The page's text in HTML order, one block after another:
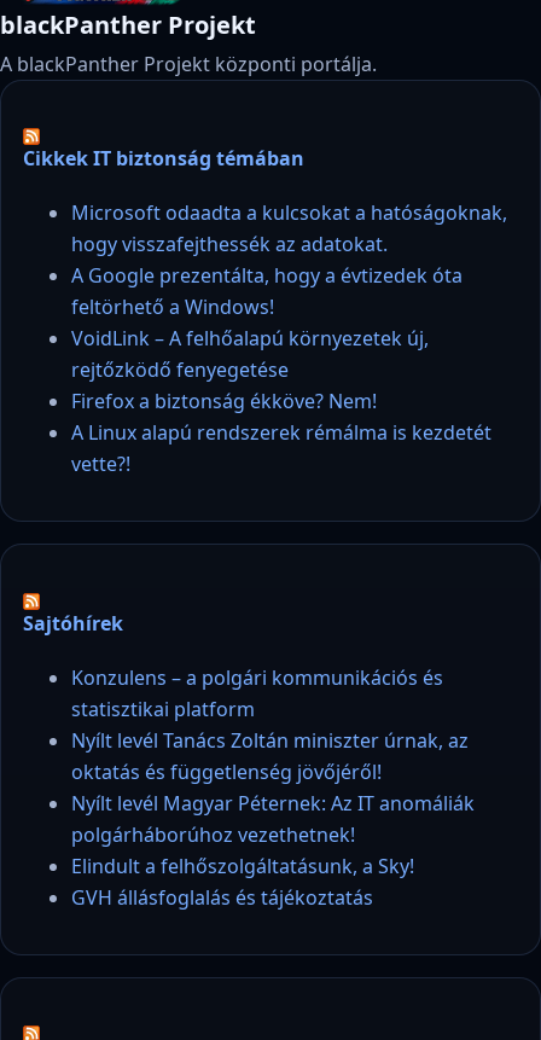
blackPanther Projekt
A blackPanther Projekt központi portálja.
Cikkek IT biztonság témában
Microsoft odaadta a kulcsokat a hatóságoknak,
hogy visszafejthessék az adatokat.
A Google prezentálta, hogy a évtizedek óta
feltörhető a Windows!
VoidLink – A felhőalapú környezetek új,
rejtőzködő fenyegetése
Firefox a biztonság ékköve? Nem!
A Linux alapú rendszerek rémálma is kezdetét
vette?!
Sajtóhírek
Konzulens – a polgári kommunikációs és
statisztikai platform
Nyílt levél Tanács Zoltán miniszter úrnak, az
oktatás és függetlenség jövőjéről!
Nyílt levél Magyar Péternek: Az IT anomáliák
polgárháborúhoz vezethetnek!
Elindult a felhőszolgáltatásunk, a Sky!
GVH állásfoglalás és tájékoztatás